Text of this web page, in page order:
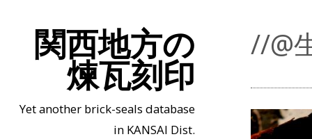
関西地方の
煉瓦刻印
Yet another brick-seals database
in KANSAI Dist.
//@